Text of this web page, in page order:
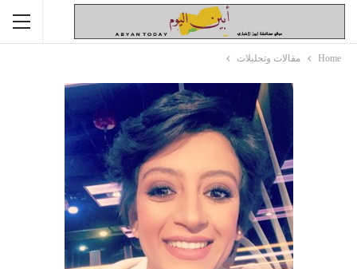
Home مقالات وتحليلات